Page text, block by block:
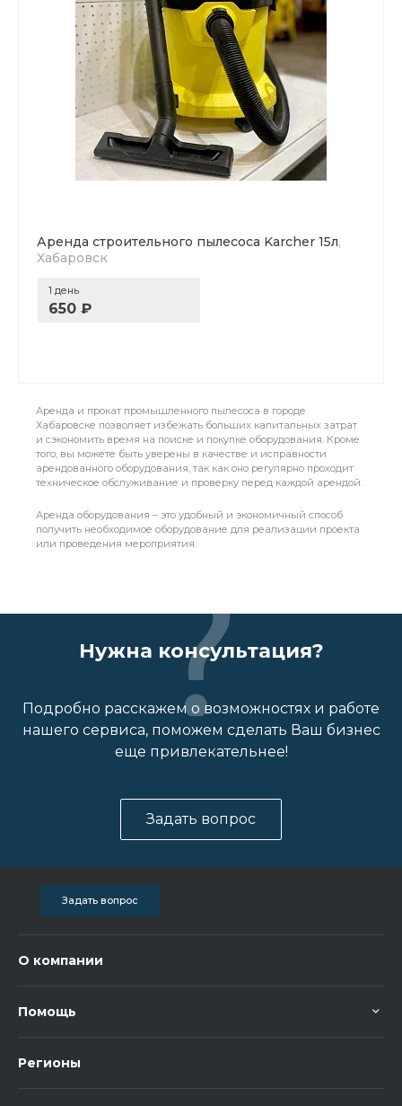
Аренда строительного пылесоса Karcher 15л,
Хабаровск
1 день
650 ₽
Аренда и прокат промышленного пылесоса в городе
Хабаровске позволяет избежать больших капитальных затрат
и сэкономить время на поиске и покупке оборудования. Кроме
того, вы можете быть уверены в качестве и исправности
арендованного оборудования, так как оно регулярно проходит
техническое обслуживание и проверку перед каждой арендой.
Аренда оборудования – это удобный и экономичный способ
получить необходимое оборудование для реализации проекта
или проведения мероприятия.
Нужна консультация?
Подробно расскажем о возможностях и работе
нашего сервиса, поможем сделать Ваш бизнес
еще привлекательнее!
Задать вопрос
Задать вопрос
О компании
Помощь
Регионы